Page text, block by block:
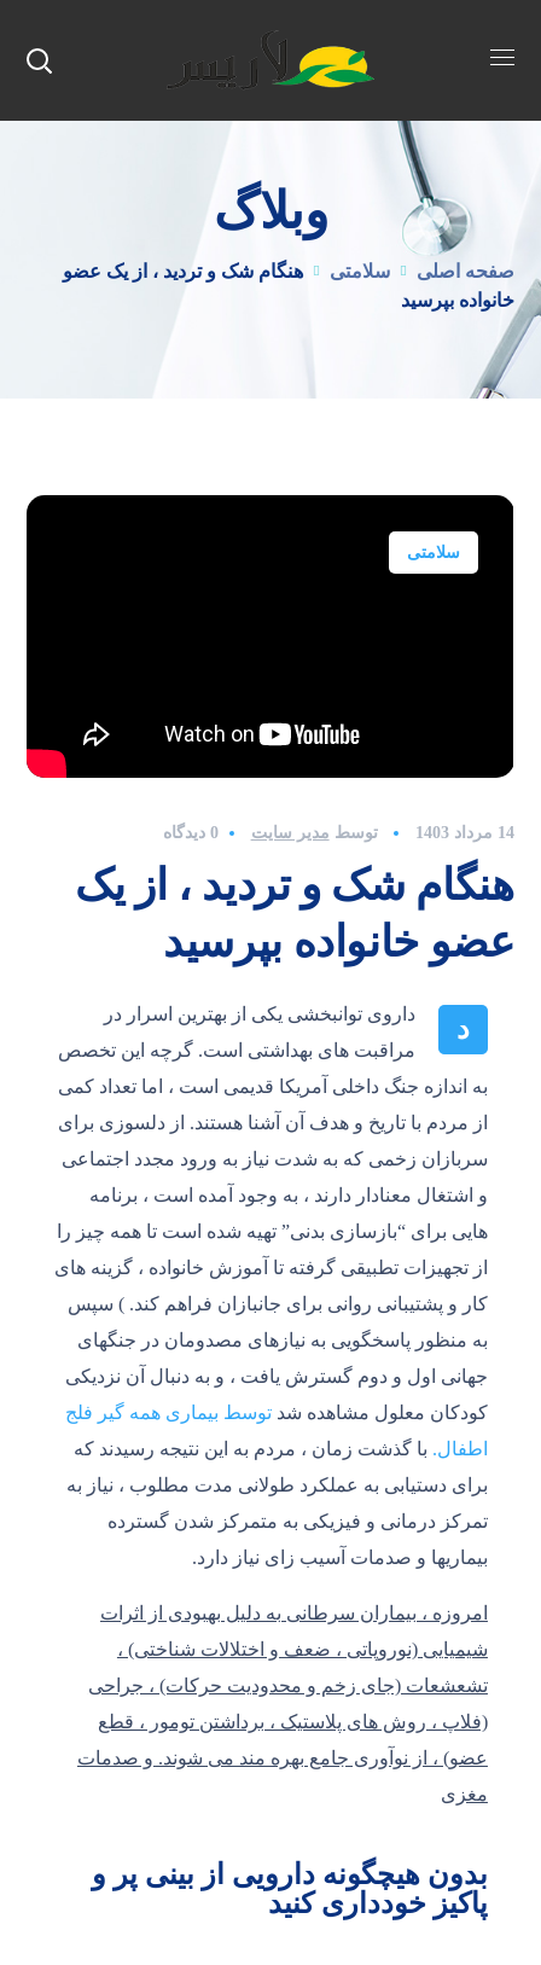
وبلاگ
صفحه اصلی سلامتی
هنگام شک و تردید ، از یک عضو
خانواده بپرسید
سلامتی
14 مرداد 1403 توسط مدیر سایت 0 دیدگاه
هنگام شک و تردید ، از یک
عضو خانواده بپرسید
د
داروی توانبخشی یکی از بهترین اسرار در
مراقبت های بهداشتی است. گرچه این تخصص
به اندازه جنگ داخلی آمریکا قدیمی است ، اما تعداد کمی
از مردم با تاریخ و هدف آن آشنا هستند. از دلسوزی برای
سربازان زخمی که به شدت نیاز به ورود مجدد اجتماعی
و اشتغال معنادار دارند ، به وجود آمده است ، برنامه
هایی برای “بازسازی بدنی” تهیه شده است تا همه چیز را
از تجهیزات تطبیقی ​​گرفته تا آموزش خانواده ، گزینه های
کار و پشتیبانی روانی برای جانبازان فراهم کند. ) سپس
به منظور پاسخگویی به نیازهای مصدومان در جنگهای
جهانی اول و دوم گسترش یافت ، و به دنبال آن نزدیکی
کودکان معلول مشاهده شدتوسط بیماری همه گیر فلج
اطفال. با گذشت زمان ، مردم به این نتیجه رسیدند که
برای دستیابی به عملکرد طولانی مدت مطلوب ، نیاز به
تمرکز درمانی و فیزیکی به متمرکز شدن گسترده
بیماریها و صدمات آسیب زای نیاز دارد.
امروزه ، بیماران سرطانی به دلیل بهبودی از اثرات
شیمیایی (نوروپاتی ، ضعف و اختلالات شناختی) ،
تشعشعات (جای زخم و محدودیت حرکات) ، جراحی
(فلاپ ، روش های پلاستیک ، برداشتن تومور ، قطع
عضو) ، از نوآوری جامع بهره مند می شوند. و صدمات
مغزی
بدون هیچگونه دارویی از بینی پر و
پاکیز خودداری کنید